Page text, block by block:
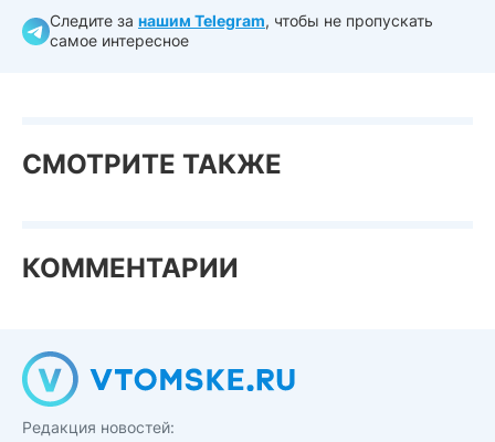
Следите за нашим Telegram, чтобы не пропускать
самое интересное
СМОТРИТЕ ТАКЖЕ
КОММЕНТАРИИ
Редакция новостей: